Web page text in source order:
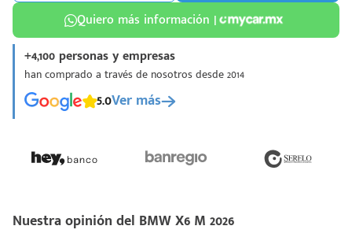
Nuestra opinión del BMW X6 M 2026
Quiero más información |
+4,100 personas y empresas
han comprado a través de nosotros desde 2014
5.0Ver más